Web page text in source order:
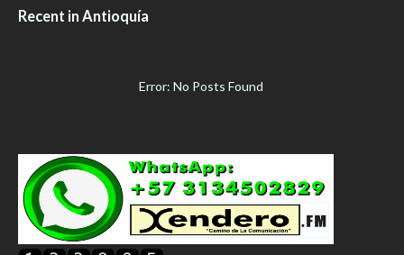
Recent in Antioquía
Error: No Posts Found